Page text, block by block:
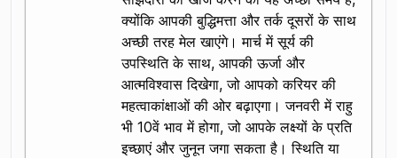
क्योंकि आपकी बुद्धिमत्ता और तर्क दूसरों के साथ
अच्छी तरह मेल खाएंगे। मार्च में सूर्य की
उपस्थिति के साथ, आपकी ऊर्जा और
आत्मविश्वास दिखेगा, जो आपको करियर की
महत्वाकांक्षाओं की ओर बढ़ाएगा। जनवरी में राहु
भी 10वें भाव में होगा, जो आपके लक्ष्यों के प्रति
इच्छाएं और जुनून जगा सकता है। स्थिति या